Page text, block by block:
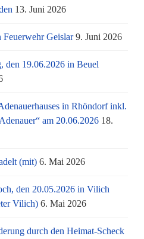
13. Juni 2026
Geislar 9. Juni 2026
den 19.06.2026 in Beuel
in Rhöndorf inkl.
am 20.06.2026 18.
(mit) 6. Mai 2026
den 20.05.2026 in Vilich
Vilich) 6. Mai 2026
durch den Heimat-Scheck